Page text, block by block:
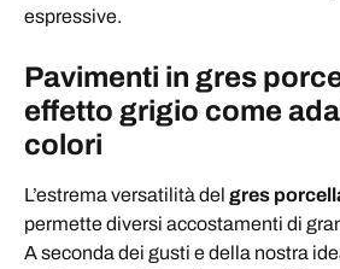
espressive.
Pavimenti in gres
effetto grigio come
colori
L’estrema versatilità del gres
permette diversi accostamenti di
A seconda dei gusti e della nostra